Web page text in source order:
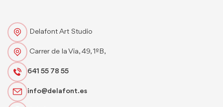
Delafont Art Studio
Carrer de la Via, 49, 1ºB,
641 55 78 55
info@delafont.es